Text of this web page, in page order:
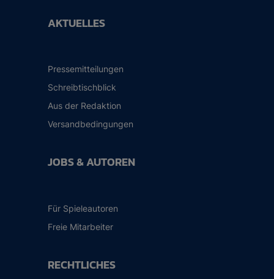
AKTUELLES
Pressemitteilungen
Schreibtischblick
Aus der Redaktion
Versandbedingungen
JOBS & AUTOREN
Für Spieleautoren
Freie Mitarbeiter
RECHTLICHES